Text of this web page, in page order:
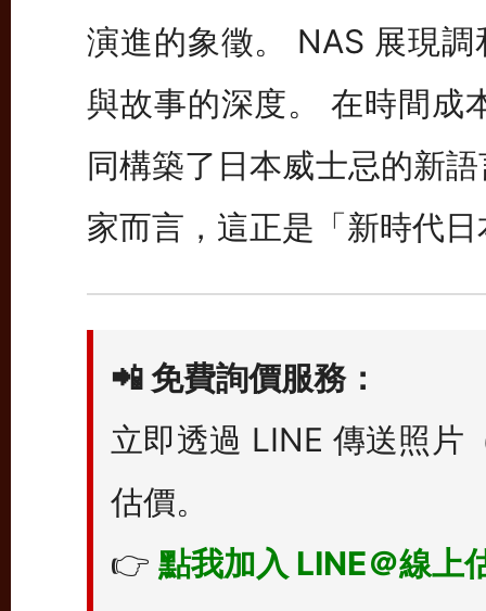
演進的象徵。 NAS 展現
與故事的深度。 在時間成
同構築了日本威士忌的新
家而言，這正是「新時代
📲免費詢價服務：
立即透過 LINE 傳送照片
估價。
👉 點我加入 LINE＠線上